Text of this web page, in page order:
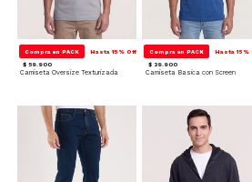
Compra en PACK Hasta 15% Off
$ 59.900
Camiseta Oversize Texturizada
Compra en PACK Hasta 15%
$ 39.900
Camiseta Basica con Screen